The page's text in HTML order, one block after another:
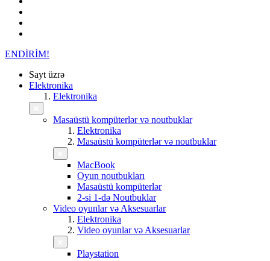
ENDİRİM!
Sayt üzrə
Elektronika
Elektronika
Masaüstü kompüterlər və noutbuklar
Elektronika
Masaüstü kompüterlər və noutbuklar
MacBook
Oyun noutbukları
Masaüstü kompüterlər
2-si 1-də Noutbuklar
Video oyunlar və Aksesuarlar
Elektronika
Video oyunlar və Aksesuarlar
Playstation